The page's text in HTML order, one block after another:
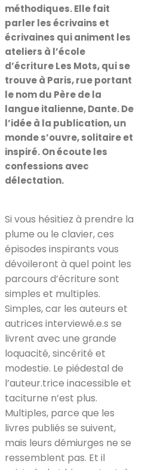
méthodiques. Elle fait
parler les écrivains et
écrivaines qui animent les
ateliers à l’école
d’écriture Les Mots, qui se
trouve à Paris, rue portant
le nom du Père de la
langue italienne, Dante. De
l’idée à la publication, un
monde s’ouvre, solitaire et
inspiré. On écoute les
confessions avec
délectation.
Si vous hésitiez à prendre la
plume ou le clavier, ces
épisodes inspirants vous
dévoileront à quel point les
parcours d’écriture sont
simples et multiples.
Simples, car les auteurs et
autrices interviewé.e.s se
livrent avec une grande
loquacité, sincérité et
modestie. Le piédestal de
l’auteur.trice inacessible et
taciturne n’est plus.
Multiples, parce que les
livres publiés se suivent,
mais leurs démiurges ne se
ressemblent pas. Et il